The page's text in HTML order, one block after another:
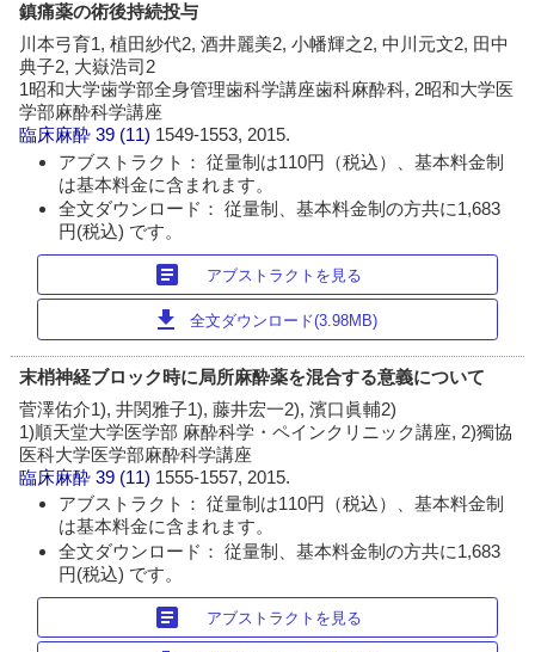
鎮痛薬の術後持続投与
川本弓育1, 植田紗代2, 酒井麗美2, 小幡輝之2, 中川元文2, 田中
典子2, 大嶽浩司2
1昭和大学歯学部全身管理歯科学講座歯科麻酔科, 2昭和大学医
学部麻酔科学講座
臨床麻酔 39 (11) 1549-1553, 2015.
アブストラクト： 従量制は110円（税込）、基本料金制
は基本料金に含まれます。
全文ダウンロード： 従量制、基本料金制の方共に1,683
円(税込) です。
article アブストラクトを見る
download 全文ダウンロード(3.98MB)
末梢神経ブロック時に局所麻酔薬を混合する意義について
菅澤佑介1), 井関雅子1), 藤井宏一2), 濱口眞輔2)
1)順天堂大学医学部 麻酔科学・ペインクリニック講座, 2)獨協
医科大学医学部麻酔科学講座
臨床麻酔 39 (11) 1555-1557, 2015.
アブストラクト： 従量制は110円（税込）、基本料金制
は基本料金に含まれます。
全文ダウンロード： 従量制、基本料金制の方共に1,683
円(税込) です。
article アブストラクトを見る